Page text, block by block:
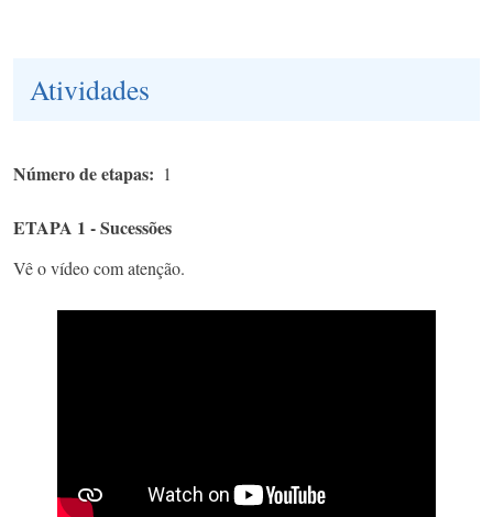
Atividades
Número de etapas 1
ETAPA 1 - Sucessões
Vê o vídeo com atenção.